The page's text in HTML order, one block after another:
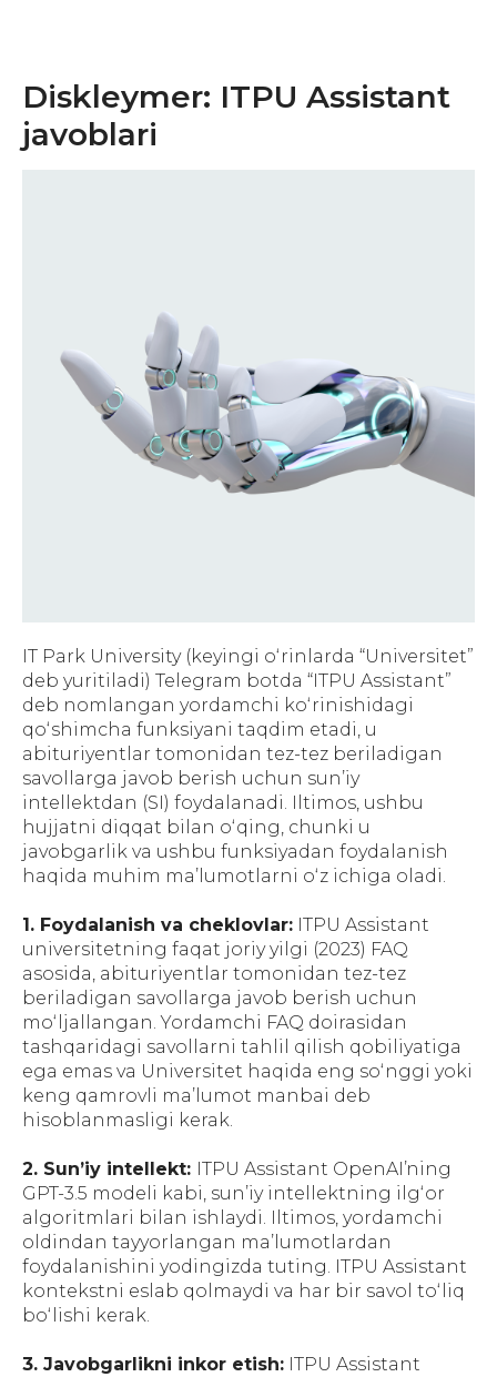
Diskleymer: ITPU Assistant
javoblari
IT Park University (keyingi oʻrinlarda “Universitet”
deb yuritiladi) Telegram botda “ITPU Assistant”
deb nomlangan yordamchi koʻrinishidagi
qoʻshimcha funksiyani taqdim etadi, u
abituriyentlar tomonidan tez-tez beriladigan
savollarga javob berish uchun sunʼiy
intellektdan (SI) foydalanadi. Iltimos, ushbu
hujjatni diqqat bilan oʻqing, chunki u
javobgarlik va ushbu funksiyadan foydalanish
haqida muhim maʼlumotlarni oʻz ichiga oladi.
1. Foydalanish va cheklovlar: ITPU Assistant
universitetning faqat joriy yilgi (2023) FAQ
asosida, abituriyentlar tomonidan tez-tez
beriladigan savollarga javob berish uchun
moʻljallangan. Yordamchi FAQ doirasidan
tashqaridagi savollarni tahlil qilish qobiliyatiga
ega emas va Universitet haqida eng soʻnggi yoki
keng qamrovli maʼlumot manbai deb
hisoblanmasligi kerak.
2. Sunʼiy intellekt: ITPU Assistant OpenAIʼning
GPT-3.5 modeli kabi, sunʼiy intellektning ilgʻor
algoritmlari bilan ishlaydi. Iltimos, yordamchi
oldindan tayyorlangan maʼlumotlardan
foydalanishini yodingizda tuting. ITPU Assistant
kontekstni eslab qolmaydi va har bir savol toʻliq
boʻlishi kerak.
3. Javobgarlikni inkor etish: ITPU Assistant